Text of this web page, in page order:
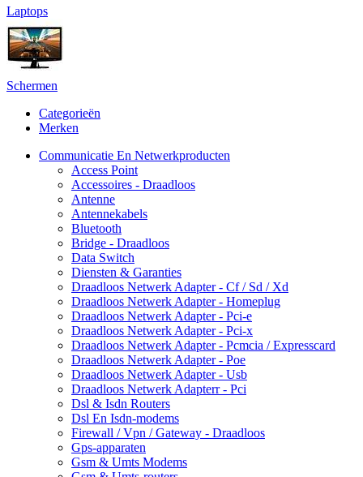
Laptops
Schermen
Categorieën
Merken
Communicatie En Netwerkproducten
Access Point
Accessoires - Draadloos
Antenne
Antennekabels
Bluetooth
Bridge - Draadloos
Data Switch
Diensten & Garanties
Draadloos Netwerk Adapter - Cf / Sd / Xd
Draadloos Netwerk Adapter - Homeplug
Draadloos Netwerk Adapter - Pci-e
Draadloos Netwerk Adapter - Pci-x
Draadloos Netwerk Adapter - Pcmcia / Expresscard
Draadloos Netwerk Adapter - Poe
Draadloos Netwerk Adapter - Usb
Draadloos Netwerk Adapterr - Pci
Dsl & Isdn Routers
Dsl En Isdn-modems
Firewall / Vpn / Gateway - Draadloos
Gps-apparaten
Gsm & Umts Modems